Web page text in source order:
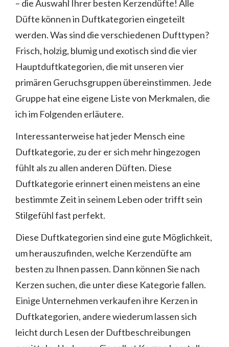
– die Auswahl Ihrer besten Kerzendüfte! Alle
Düfte können in Duftkategorien eingeteilt
werden. Was sind die verschiedenen Dufttypen?
Frisch, holzig, blumig und exotisch sind die vier
Hauptduftkategorien, die mit unseren vier
primären Geruchsgruppen übereinstimmen. Jede
Gruppe hat eine eigene Liste von Merkmalen, die
ich im Folgenden erläutere.
Interessanterweise hat jeder Mensch eine
Duftkategorie, zu der er sich mehr hingezogen
fühlt als zu allen anderen Düften. Diese
Duftkategorie erinnert einen meistens an eine
bestimmte Zeit in seinem Leben oder trifft sein
Stilgefühl fast perfekt.
Diese Duftkategorien sind eine gute Möglichkeit,
um herauszufinden, welche Kerzendüfte am
besten zu Ihnen passen. Dann können Sie nach
Kerzen suchen, die unter diese Kategorie fallen.
Einige Unternehmen verkaufen ihre Kerzen in
Duftkategorien, andere wiederum lassen sich
leicht durch Lesen der Duftbeschreibungen